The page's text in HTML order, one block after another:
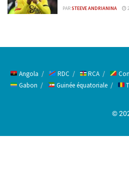
PARSTEEVE ANDRIANINA
Angola RDC RCA
Gabon
Guinée équatoriale
©